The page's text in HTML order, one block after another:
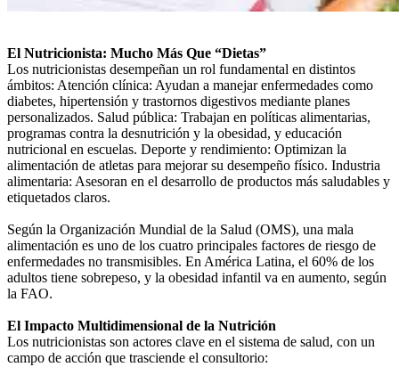
El Nutricionista: Mucho Más Que “Dietas”
Los nutricionistas desempeñan un rol fundamental en distintos
ámbitos: Atención clínica: Ayudan a manejar enfermedades como
diabetes, hipertensión y trastornos digestivos mediante planes
personalizados. Salud pública: Trabajan en políticas alimentarias,
programas contra la desnutrición y la obesidad, y educación
nutricional en escuelas. Deporte y rendimiento: Optimizan la
alimentación de atletas para mejorar su desempeño físico. Industria
alimentaria: Asesoran en el desarrollo de productos más saludables y
etiquetados claros.
Según la Organización Mundial de la Salud (OMS), una mala
alimentación es uno de los cuatro principales factores de riesgo de
enfermedades no transmisibles. En América Latina, el 60% de los
adultos tiene sobrepeso, y la obesidad infantil va en aumento, según
la FAO.
El Impacto Multidimensional de la Nutrición
Los nutricionistas son actores clave en el sistema de salud, con un
campo de acción que trasciende el consultorio: